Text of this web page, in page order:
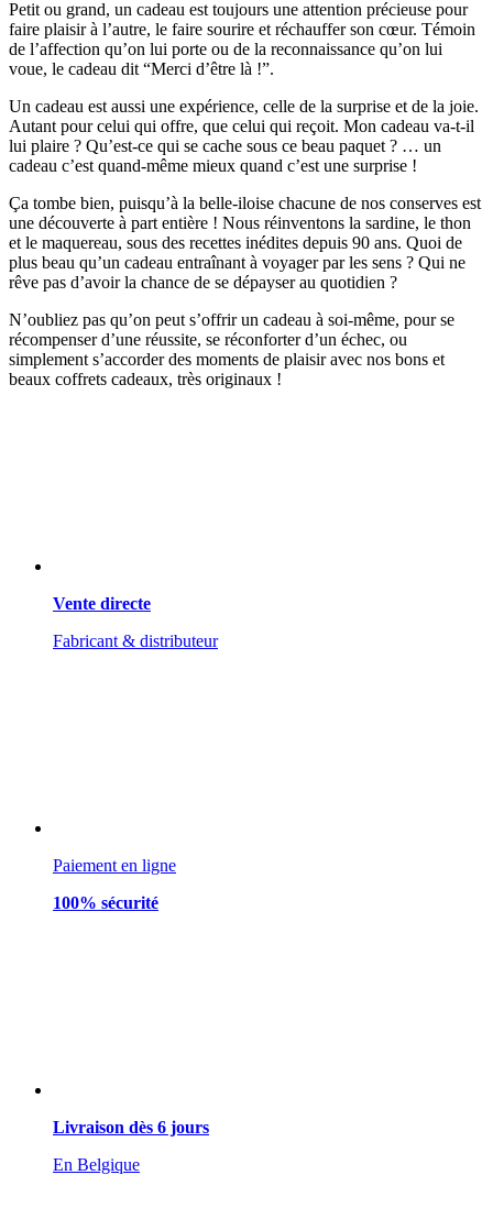
Petit ou grand, un cadeau est toujours une attention précieuse pour
faire plaisir à l’autre, le faire sourire et réchauffer son cœur. Témoin
de l’affection qu’on lui porte ou de la reconnaissance qu’on lui
voue, le cadeau dit “Merci d’être là !”.
Un cadeau est aussi une expérience, celle de la surprise et de la joie.
Autant pour celui qui offre, que celui qui reçoit. Mon cadeau va-t-il
lui plaire ? Qu’est-ce qui se cache sous ce beau paquet ? … un
cadeau c’est quand-même mieux quand c’est une surprise !
Ça tombe bien, puisqu’à la belle-iloise chacune de nos conserves est
une découverte à part entière ! Nous réinventons la sardine, le thon
et le maquereau, sous des recettes inédites depuis 90 ans. Quoi de
plus beau qu’un cadeau entraînant à voyager par les sens ? Qui ne
rêve pas d’avoir la chance de se dépayser au quotidien ?
N’oubliez pas qu’on peut s’offrir un cadeau à soi-même, pour se
récompenser d’une réussite, se réconforter d’un échec, ou
simplement s’accorder des moments de plaisir avec nos bons et
beaux coffrets cadeaux, très originaux !
Vente directe
Fabricant & distributeur
Paiement en ligne
100% sécurité
Livraison dès 6 jours
En Belgique